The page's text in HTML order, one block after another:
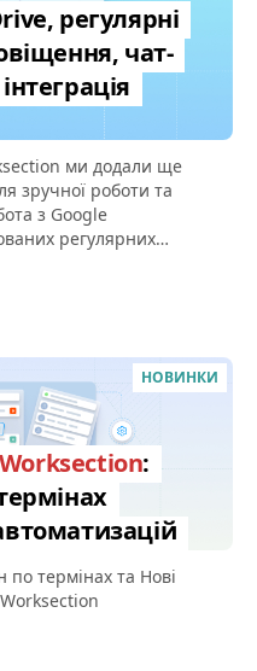
регулярні
чат-
ми додали ще
зручної роботи та
з Google
регулярних
НОВИНКИ
:
термінах та Нові